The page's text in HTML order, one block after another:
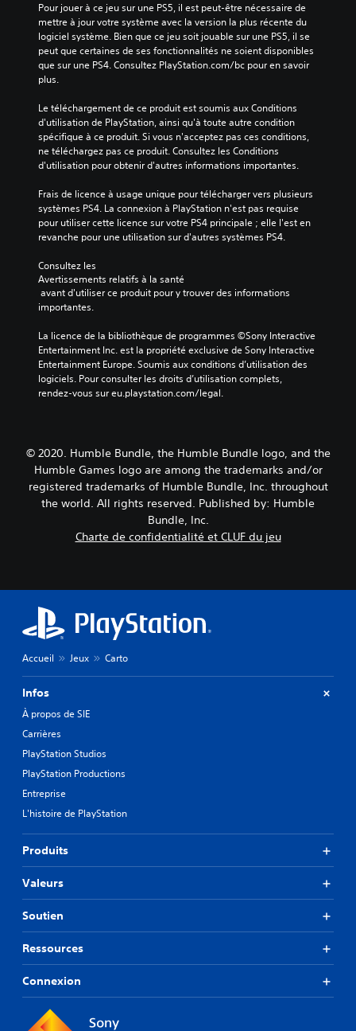
Pour jouer à ce jeu sur une PS5, il est peut-être nécessaire de
mettre à jour votre système avec la version la plus récente du
logiciel système. Bien que ce jeu soit jouable sur une PS5, il se
peut que certaines de ses fonctionnalités ne soient disponibles
que sur une PS4. Consultez PlayStation.com/bc pour en savoir
plus.
Le téléchargement de ce produit est soumis aux Conditions
d'utilisation de PlayStation, ainsi qu'à toute autre condition
spécifique à ce produit. Si vous n'acceptez pas ces conditions,
ne téléchargez pas ce produit. Consultez les Conditions
d'utilisation pour obtenir d'autres informations importantes.
Frais de licence à usage unique pour télécharger vers plusieurs
systèmes PS4. La connexion à PlayStation n'est pas requise
pour utiliser cette licence sur votre PS4 principale ; elle l'est en
revanche pour une utilisation sur d'autres systèmes PS4.
Consultez les
Avertissements relatifs à la santé
importantes.
La licence de la bibliothèque de programmes ©Sony Interactive
Entertainment Inc. est la propriété exclusive de Sony Interactive
Entertainment Europe. Soumis aux conditions d’utilisation des
logiciels. Pour consulter les droits d’utilisation complets,
rendez-vous sur eu.playstation.com/legal.
© 2020. Humble Bundle, the Humble Bundle logo, and the
Humble Games logo are among the trademarks and/or
registered trademarks of Humble Bundle, Inc. throughout
the world. All rights reserved. Published by: Humble
Bundle, Inc.
Charte de confidentialité et CLUF du jeu
Accueil Jeux Carto
Infos
À propos de SIE
Carrières
PlayStation Studios
PlayStation Productions
Entreprise
L'histoire de PlayStation
Produits
Valeurs
Soutien
Ressources
Connexion